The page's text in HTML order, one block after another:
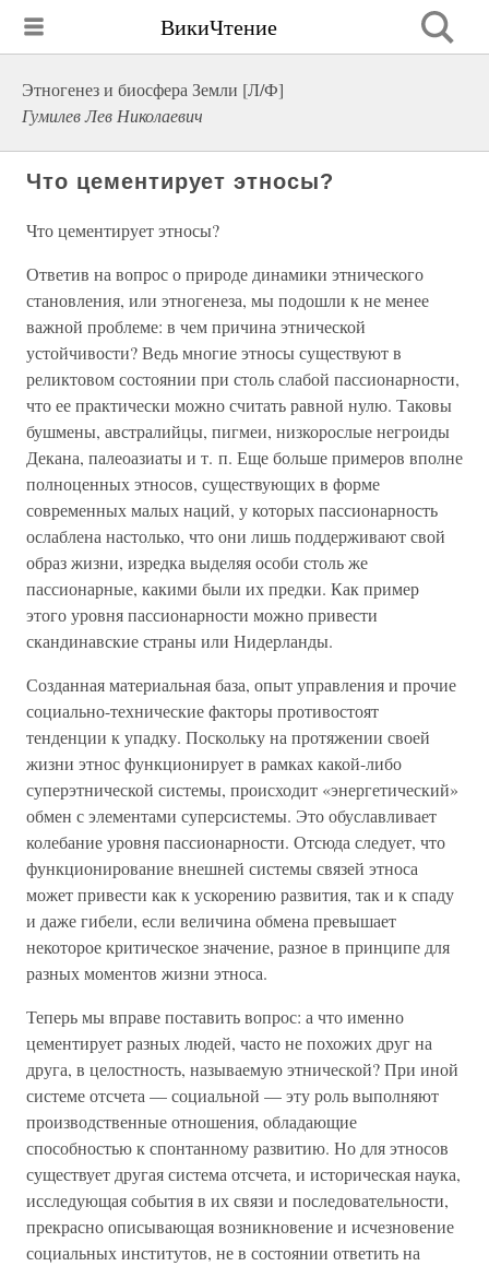
ВикиЧтение
Этногенез и биосфера Земли [Л/Ф]
Гумилев Лев Николаевич
Что цементирует этносы?
Что цементирует этносы?
Ответив на вопрос о природе динамики этнического
становления, или этногенеза, мы подошли к не менее
важной проблеме: в чем причина этнической
устойчивости? Ведь многие этносы существуют в
реликтовом состоянии при столь слабой пассионарности,
что ее практически можно считать равной нулю. Таковы
бушмены, австралийцы, пигмеи, низкорослые негроиды
Декана, палеоазиаты и т. п. Еще больше примеров вполне
полноценных этносов, существующих в форме
современных малых наций, у которых пассионарность
ослаблена настолько, что они лишь поддерживают свой
образ жизни, изредка выделяя особи столь же
пассионарные, какими были их предки. Как пример
этого уровня пассионарности можно привести
скандинавские страны или Нидерланды.
Созданная материальная база, опыт управления и прочие
социально-технические факторы противостоят
тенденции к упадку. Поскольку на протяжении своей
жизни этнос функционирует в рамках какой-либо
суперэтнической системы, происходит «энергетический»
обмен с элементами суперсистемы. Это обуславливает
колебание уровня пассионарности. Отсюда следует, что
функционирование внешней системы связей этноса
может привести как к ускорению развития, так и к спаду
и даже гибели, если величина обмена превышает
некоторое критическое значение, разное в принципе для
разных моментов жизни этноса.
Теперь мы вправе поставить вопрос: а что именно
цементирует разных людей, часто не похожих друг на
друга, в целостность, называемую этнической? При иной
системе отсчета — социальной — эту роль выполняют
производственные отношения, обладающие
способностью к спонтанному развитию. Но для этносов
существует другая система отсчета, и историческая наука,
исследующая события в их связи и последовательности,
прекрасно описывающая возникновение и исчезновение
социальных институтов, не в состоянии ответить на